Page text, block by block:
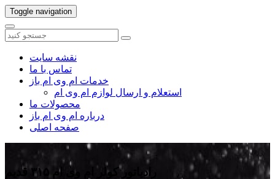
Toggle navigation
نقشه سایت
تماس با ما
خدمات ام وی ام باز
استعلام و ارسال لوازم ام وی ام
محصولات ما
درباره ام وی ام باز
صفحه اصلی
رادیاتور کولر ام وی ام ۳۱۵ قدیم